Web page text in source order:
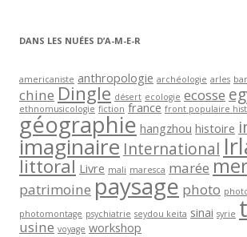
DANS LES NUÉES D’A-M-E-R
americaniste anthropologie archéologie arles
chine Dingle désert ecologie ecosse
ethnomusicologie fiction france front populaire
géographie hangzhou histoire
imaginaire International
littoral Livre mali maresca marée
patrimoine paysage photo
photomontage psychiatrie seydou keita sinai syrie
usine voyage workshop